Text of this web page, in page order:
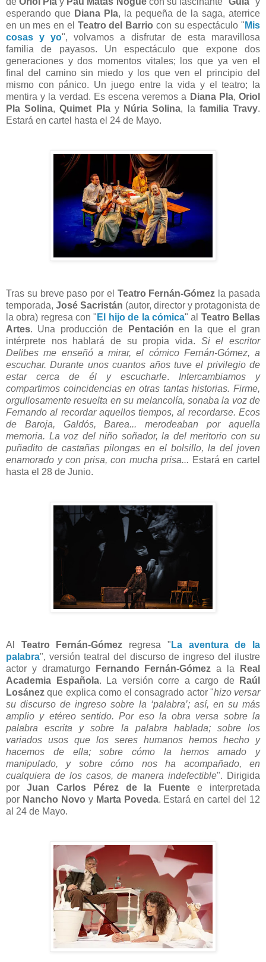
esperando que Diana Pla, la pequeña de la saga, aterrice
en un mes en el Teatro del Barrio con su espectáculo " Mis
cosas y yo", volvamos a disfrutar de esta maravillosa
familia de payasos. Un espectáculo que expone dos
generaciones y dos momentos vitales; los que ya ven el
final del camino sin miedo y los que ven el principio del
mismo con pánico. Un juego entre la vida y el teatro; la
mentira y la verdad. Es escena veremos a Diana Pla,Oriol
Pla Solina,Quimet Play Núria Solina, la familia Travy.
Estará en cartel hasta el 24 de Mayo.
Tras su breve paso por el Teatro Fernán-Gómez la pasada
temporada, José Sacristán (autor, director y protagonista de
la obra) regresa con " El hijo de la cómica" al Teatro Bellas
Artes. Una producción de Pentación en la que el gran
intérprete nos hablará de su propia vida. Si el escritor
Delibes me enseñó a mirar, el cómico Fernán-Gómez, a
escuchar. Durante unos cuantos años tuve el privilegio de
estar cerca de él y escucharle. Intercambiamos y
compartimos coincidencias en otras tantas historias. Firme,
orgullosamente resuelta en su melancolía, sonaba la voz de
Fernando al recordar aquellos tiempos, al recordarse. Ecos
de Baroja, Galdós, Barea... merodeaban por aquella
memoria. La voz del niño soñador, la del meritorio con su
puñadito de castañas pilongas en el bolsillo, la del joven
enamorado y con prisa, con mucha prisa... Estará en cartel
hasta el 28 de Junio.
Al Teatro Fernán-Gómez regresa " La aventura de la
palabra", versión teatral del discurso de ingreso del ilustre
actor y dramaturgo
Fernando Fernán-Gómez a la
Real
Academia Española. La versión corre a cargo de
Raúl
Losánez que explica como el consagrado actor "hizo versar
su discurso de ingreso sobre la ‘palabra’; así, en su más
amplio y etéreo sentido. Por eso la obra versa sobre la
palabra escrita y sobre la palabra hablada; sobre los
variados usos que los seres humanos hemos hecho y
hacemos de ella; sobre cómo la hemos amado y
manipulado, y sobre cómo nos ha acompañado, en
cualquiera de los casos, de manera indefectible". Dirigida
por Juan Carlos Pérez de la Fuente e interpretada
por Nancho Novo y Marta Poveda. Estará en cartel del 12
al 24 de Mayo.